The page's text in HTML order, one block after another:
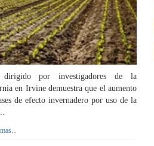
por investigadores de la
en Irvine demuestra que el aumento
de efecto invernadero por uso de la